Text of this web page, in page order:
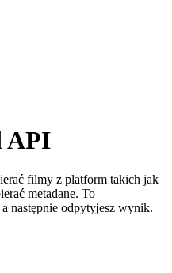
API
filmy z platform takich jak
metadane. To
następnie odpytyjesz wynik.